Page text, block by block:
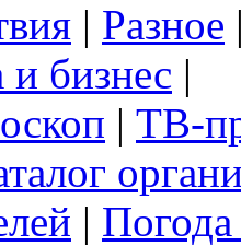
| Разное
бизнес |
| ТВ-
|